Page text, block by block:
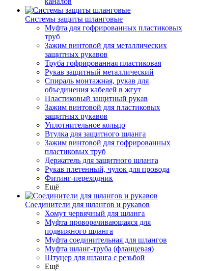
Системы защиты шланговые
Муфта для гофрированных пластиковых
труб
Зажим винтовой для металлических
защитных рукавов
Труба гофрированная пластиковая
Рукав защитный металлический
Спираль монтажная, рукав для
объединения кабелей в жгут
Пластиковый защитный рукав
Зажим винтовой для пластиковых
защитных рукавов
Уплотнительное кольцо
Втулка для защитного шланга
Зажим винтовой для гофрированных
пластиковых труб
Держатель для защитного шланга
Рукав плетенный, чулок для провода
Фитинг-переходник
Ещё
Соединители для шлангов и рукавов
Хомут червячный для шланга
Муфта проворачивающаяся для
подвижного шланга
Муфта соединительная для шлангов
Муфта шланг-труба (фланцевая)
Штуцер для шланга с резьбой
Ещё